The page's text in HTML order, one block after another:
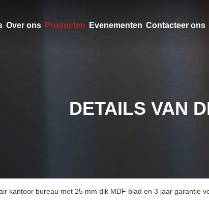
Over ons Producten Evenementen Contacteer ons
DETAILS VAN
kantoor bureau met 25 mm dik MDF blad en 3 jaar garantie